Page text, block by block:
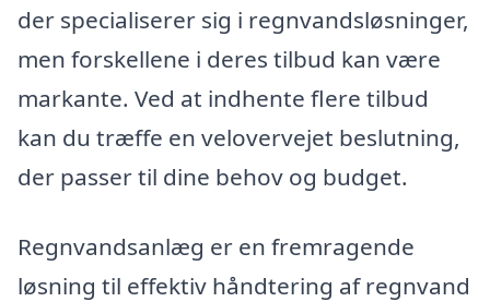
der specialiserer sig i regnvandsløsninger,
men forskellene i deres tilbud kan være
markante. Ved at indhente flere tilbud
kan du træffe en velovervejet beslutning,
der passer til dine behov og budget.
Regnvandsanlæg er en fremragende
løsning til effektiv håndtering af regnvand